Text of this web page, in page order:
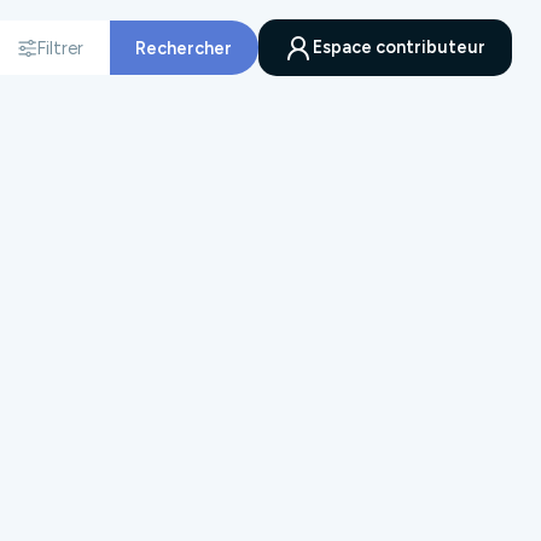
Filtrer
Rechercher
Espace contributeur